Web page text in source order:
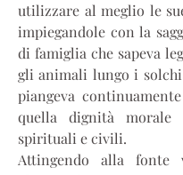
utilizzare al meglio le
impiegandole con la
di famiglia che sapeva
gli animali lungo i
piangeva
quella dignità
spirituali e civili.
Attingendo alla fonte